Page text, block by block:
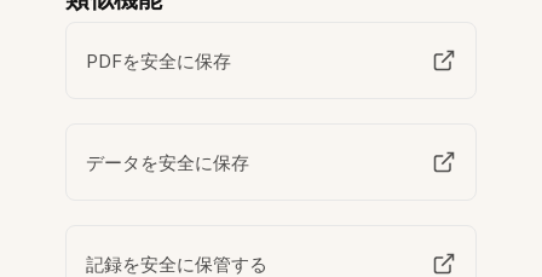
PDFを安全に保存
データを安全に保存
記録を安全に保管する